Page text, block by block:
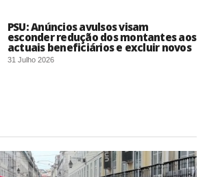
PSU: Anúncios avulsos visam
esconder redução dos montantes aos
actuais beneficiários e excluir novos
31 Julho 2026